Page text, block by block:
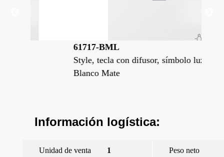
61717-BML
Style, tecla con difusor, símbolo luz,
Blanco Mate
Información logística:
Unidad de venta 1 Peso neto